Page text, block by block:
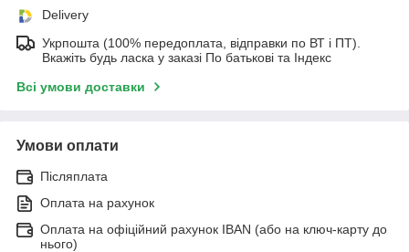
Delivery
Укрпошта (100% передоплата, відправки по ВТ і ПТ).
Вкажіть будь ласка у заказі По батькові та Індекс
Всі умови доставки
Умови оплати
Післяплата
Оплата на рахунок
Оплата на офіційний рахунок IBAN (або на ключ-карту до
нього)